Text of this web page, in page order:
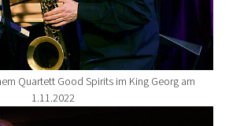
Quartett Good Spirits im King Georg am
1.11.2022
for: